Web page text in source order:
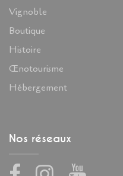
Vignoble
Boutique
Histoire
Œnotourisme
Hébergement
Nos réseaux
FacebookInstagramYoutube